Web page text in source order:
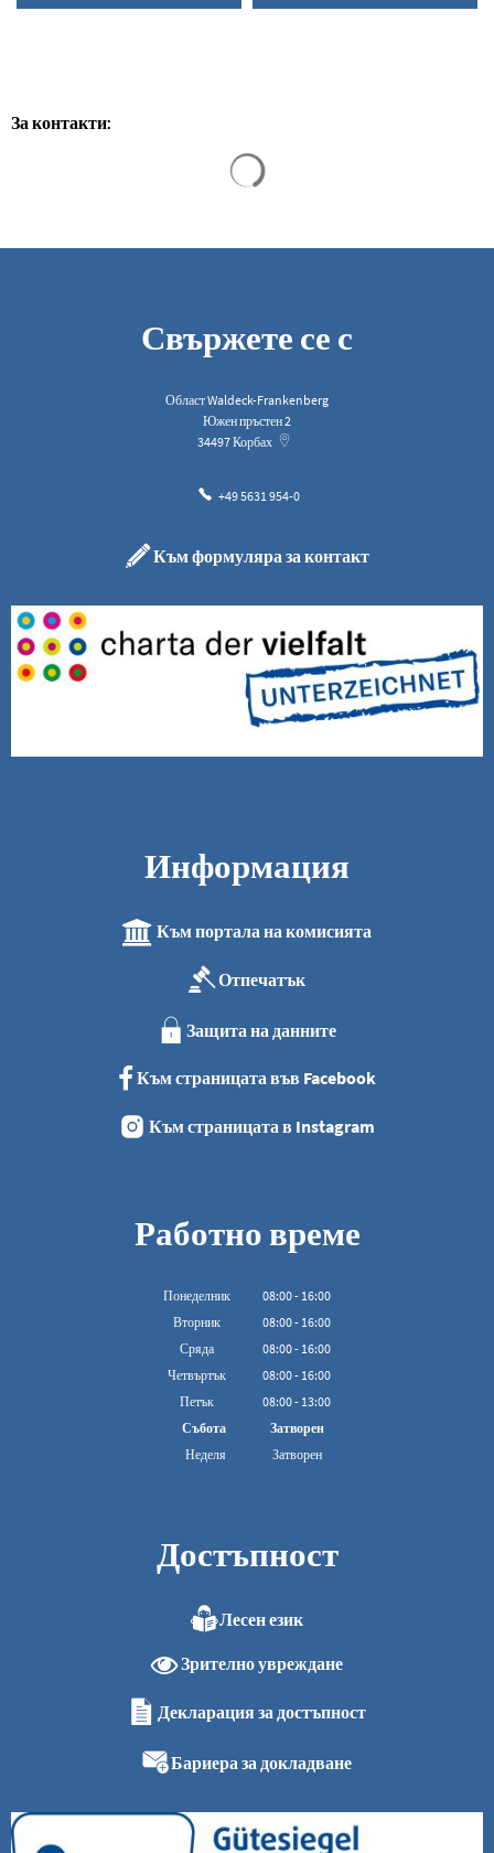
За контакти:
Свържете се с
Област Waldeck-Frankenberg
Южен пръстен 2
34497Корбах
+49 5631 954-0
Към формуляра за контакт
Информация
Към портала на комисията
Отпечатък
Защита на данните
Към страницата във Facebook
Към страницата в Instagram
Работно време
Понеделник 08:00- 16:00
От 08:00 до 16:00
Вторник 08:00- 16:00
От 08:00 до 16:00
Сряда 08:00- 16:00
От 08:00 до 16:00
Четвъртък 08:00- 16:00
От 08:00 до 16:00
Петък 08:00- 13:00
Събота
Затворен
Неделя
Затворен
Достъпност
Лесен език
Зрително увреждане
Декларация за достъпност
Бариера за докладване